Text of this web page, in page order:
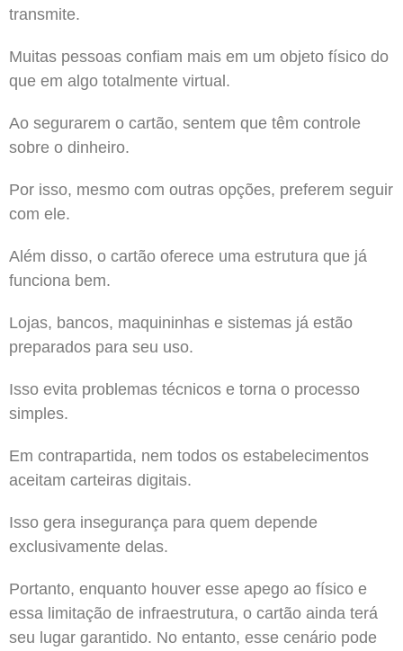
transmite.
Muitas pessoas confiam mais em um objeto físico do
que em algo totalmente virtual.
Ao segurarem o cartão, sentem que têm controle
sobre o dinheiro.
Por isso, mesmo com outras opções, preferem seguir
com ele.
Além disso, o cartão oferece uma estrutura que já
funciona bem.
Lojas, bancos, maquininhas e sistemas já estão
preparados para seu uso.
Isso evita problemas técnicos e torna o processo
simples.
Em contrapartida, nem todos os estabelecimentos
aceitam carteiras digitais.
Isso gera insegurança para quem depende
exclusivamente delas.
Portanto, enquanto houver esse apego ao físico e
essa limitação de infraestrutura, o cartão ainda terá
seu lugar garantido. No entanto, esse cenário pode